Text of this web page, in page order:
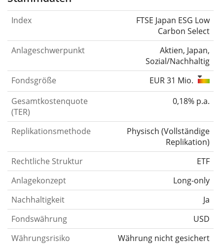
Index
FTSE Japan ESG Low
Carbon Select
Anlageschwerpunkt
Aktien, Japan,
Sozial/Nachhaltig
Fondsgröße
EUR 31 Mio.
Gesamtkostenquote
(TER)
0,18% p.a.
Replikationsmethode Physisch (Vollständige
Replikation)
Rechtliche Struktur
ETF
Anlagekonzept
Long-only
Nachhaltigkeit
Ja
Fondswährung
USD
Währungsrisiko
Währung nicht gesichert